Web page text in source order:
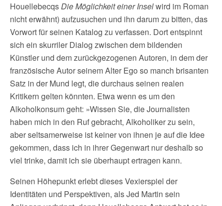
HouellebecqsDie Möglichkeit einer Inselwird im Roman
nicht erwähnt) aufzusuchen und ihn darum zu bitten, das
Vorwort für seinen Katalog zu verfassen. Dort entspinnt
sich ein skurriler Dialog zwischen dem bildenden
Künstler und dem zurückgezogenen Autoren, in dem der
französische Autor seinem Alter Ego so manch brisanten
Satz in der Mund legt, die durchaus seinen realen
Kritikern gelten könnten. Etwa wenn es um den
Alkoholkonsum geht: »Wissen Sie, die Journalisten
haben mich in den Ruf gebracht, Alkoholiker zu sein,
aber seltsamerweise ist keiner von ihnen je auf die Idee
gekommen, dass ich in ihrer Gegenwart nur deshalb so
viel trinke, damit ich sie überhaupt ertragen kann.
Seinen Höhepunkt erlebt dieses Vexierspiel der
Identitäten und Perspektiven, als Jed Martin sein